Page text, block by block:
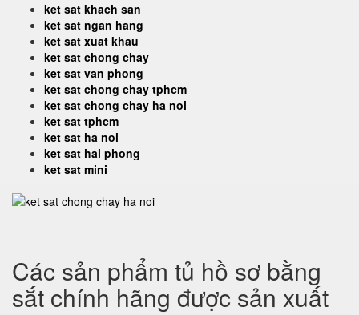
ket sat khach san
ket sat ngan hang
ket sat xuat khau
ket sat chong chay
ket sat van phong
ket sat chong chay tphcm
ket sat chong chay ha noi
ket sat tphcm
ket sat ha noi
ket sat hai phong
ket sat mini
Các sản phẩm tủ hồ sơ bằng
sắt chính hãng được sản xuất